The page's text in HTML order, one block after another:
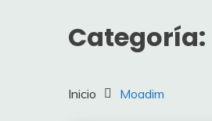
Categoría:
Inicio Moadim